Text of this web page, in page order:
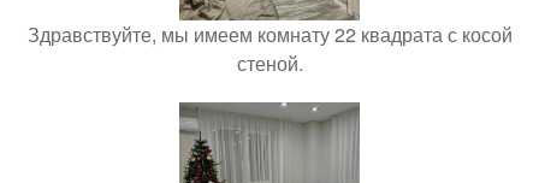
Здравствуйте, мы имеем комнату 22 квадрата с косой
стеной.